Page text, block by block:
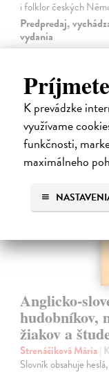
K prevádzke
využívame
funkčnosti,
maximálneho
i folklor českých
Predpredaj,
vydania
18,10 € ?
Anglicko-
hudobníkov,
žiakov a
Strenáčiková Mária|
Slovník obsahuje